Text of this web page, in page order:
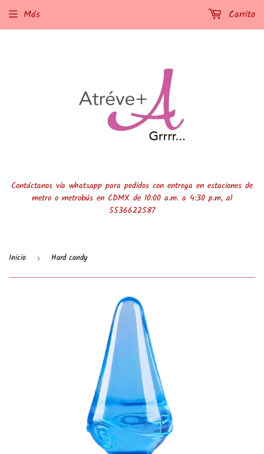
Contáctanos vía whatsapp para pedidos con entrega en estaciones de
metro o metrobús en CDMX de 10:00 a.m. a 4:30 p.m, al
5536622587
Más Carrito
Inicio › Hard candy